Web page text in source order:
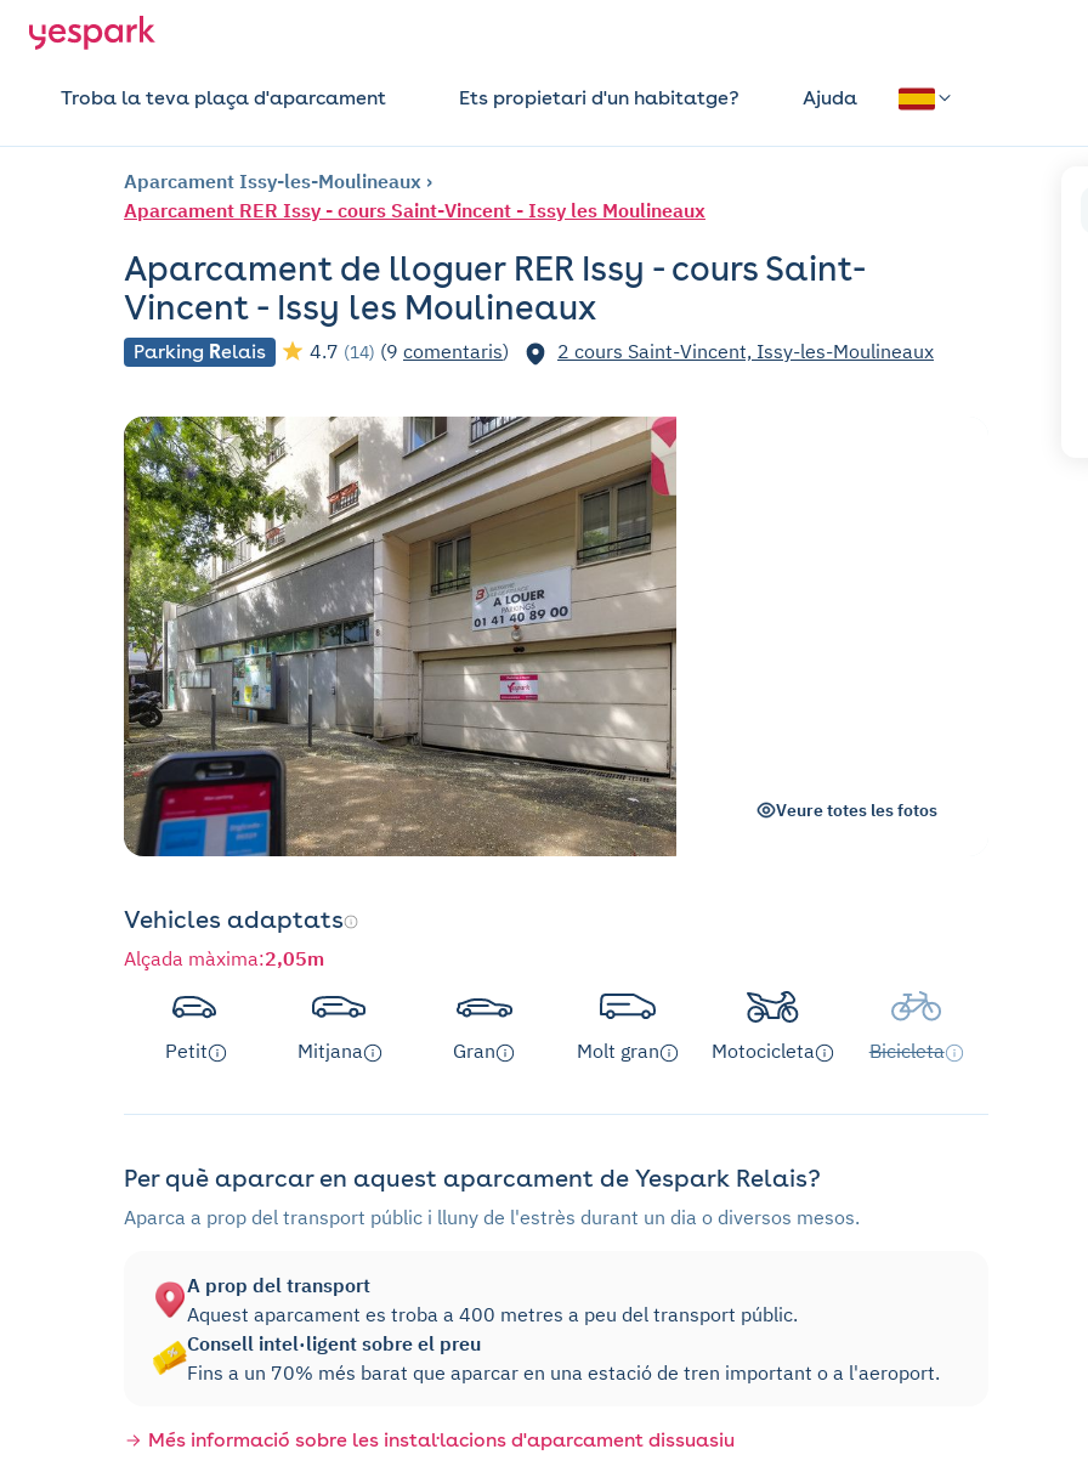
Troba la teva plaça d'aparcament Ets propietari d'un habitatge? Ajuda
Aparcament Issy-les-Moulineaux
Aparcament RER Issy - cours Saint-Vincent - Issy les Moulineaux
Aparcament de lloguer RER Issy - cours Saint-
Vincent - Issy les Moulineaux
Parking Relais 4.7 (14) (9 comentaris) 2 cours Saint-Vincent, Issy-les-Moulineaux
Veure totes les fotos
Vehicles adaptats
Alçada màxima:2,05m
Petit Mitjana Gran Molt gran Motocicleta Bicicleta
Per què aparcar en aquest aparcament de Yespark Relais?
Aparca a prop del transport públic i lluny de l'estrès durant un dia o diversos mesos.
A prop del transport
Aquest aparcament es troba a 400 metres a peu del transport públic.
Consell intel·ligent sobre el preu
Fins a un 70% més barat que aparcar en una estació de tren important o a l'aeroport.
Més informació sobre les instal·lacions d'aparcament dissuasiu